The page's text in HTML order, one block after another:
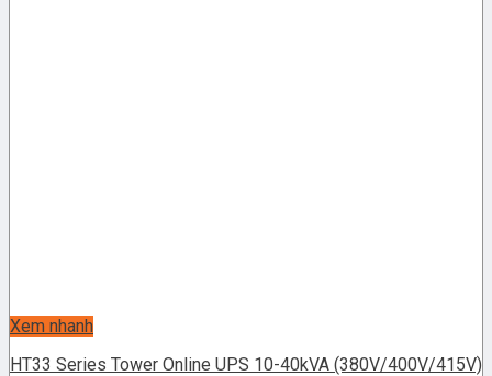
Xem nhanh
HT33 Series Tower Online UPS 10-40kVA (380V/400V/415V)